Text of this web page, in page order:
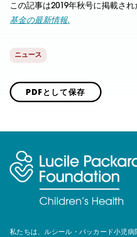
この記事は2019年秋号に掲載され
基金の最新情報.
ニュース
PDFとして保存
私たちは、ルシール・パッカード小児